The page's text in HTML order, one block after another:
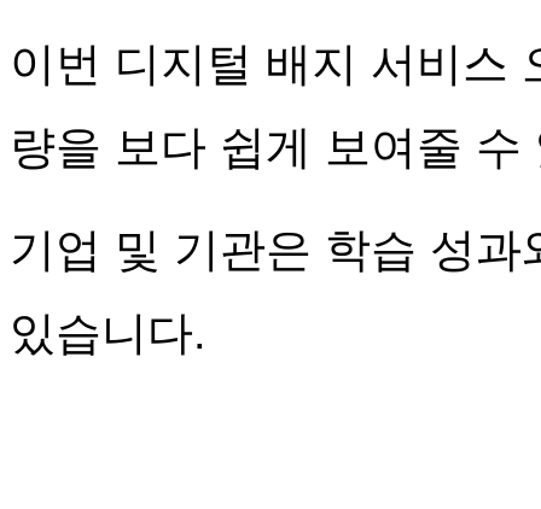
이번 디지털 배지 서비스
량을 보다 쉽게 보여줄
기업 및 기관은 학습 성
있습니다.